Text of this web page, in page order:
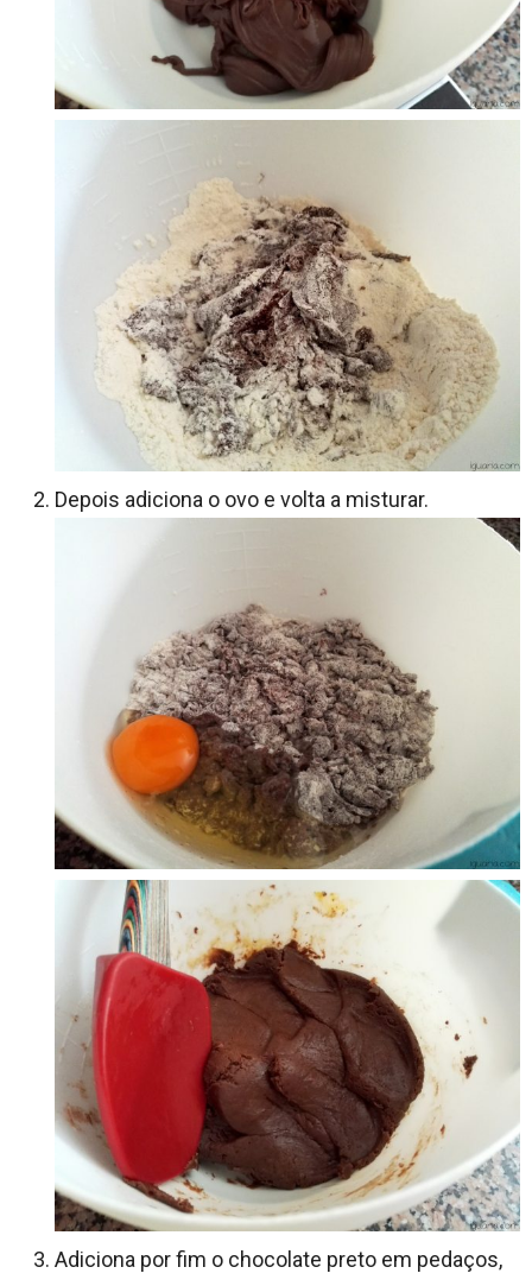
Depois adiciona o ovo e volta a misturar.
Adiciona por fim o chocolate preto em pedaços,